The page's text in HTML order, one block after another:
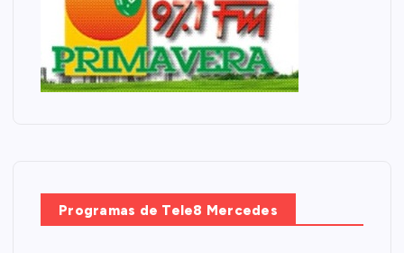
Programas de Tele8 Mercedes